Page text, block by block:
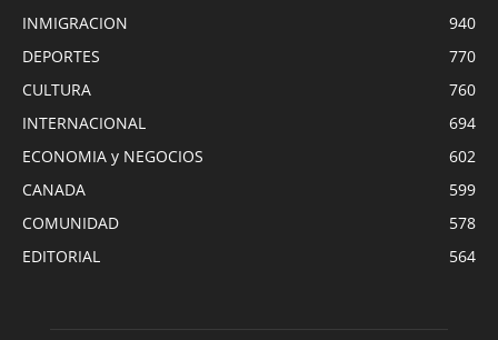
INMIGRACION
940
DEPORTES
770
CULTURA
760
INTERNACIONAL
694
ECONOMIA y NEGOCIOS
602
CANADA
599
COMUNIDAD
578
EDITORIAL
564